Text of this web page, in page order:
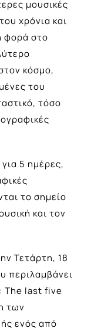
μουσικές
χρόνια και
φορά στο
κόσμο,
του
τόσο
5 ημέρες,
το σημείο
και τον
Τετάρτη, 18
περιλαμβάνει
The last five
των
ενός από